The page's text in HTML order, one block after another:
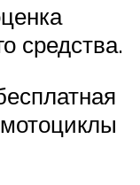
средства.